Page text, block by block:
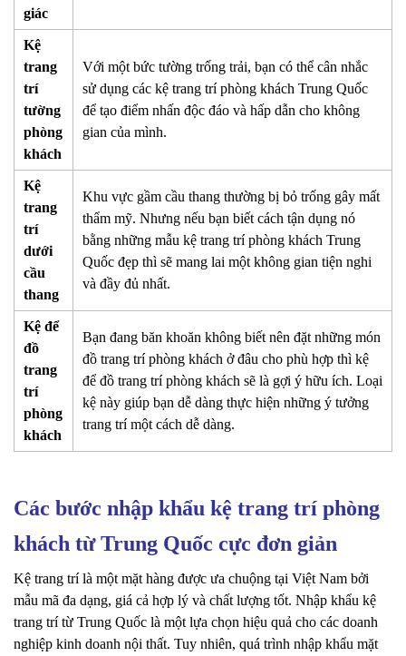
giác
Kệ
trang
trí
tường
phòng
khách
Với một bức tường trống trải, bạn có thể cân nhắc
sử dụng các kệ trang trí phòng khách Trung Quốc
để tạo điểm nhấn độc đáo và hấp dẫn cho không
gian của mình.
Kệ
trang
trí
dưới
cầu
thang
Khu vực gầm cầu thang thường bị bỏ trống gây mất
thẩm mỹ. Nhưng nếu bạn biết cách tận dụng nó
bằng những mẫu kệ trang trí phòng khách Trung
Quốc đẹp thì sẽ mang lai một không gian tiện nghi
và đầy đủ nhất.
Kệ để
đồ
trang
trí
phòng
khách
Bạn đang băn khoăn không biết nên đặt những món
đồ trang trí phòng khách ở đâu cho phù hợp thì kệ
để đồ trang trí phòng khách sẽ là gợi ý hữu ích. Loại
kệ này giúp bạn dễ dàng thực hiện những ý tưởng
trang trí một cách dễ dàng.
Các bước nhập khẩu kệ trang trí phòng
khách từ Trung Quốc cực đơn giản
Kệ trang trí là một mặt hàng được ưa chuộng tại Việt Nam bởi
mẫu mã đa dạng, giá cả hợp lý và chất lượng tốt. Nhập khẩu kệ
trang trí từ Trung Quốc là một lựa chọn hiệu quả cho các doanh
nghiệp kinh doanh nội thất. Tuy nhiên, quá trình nhập khẩu mặt